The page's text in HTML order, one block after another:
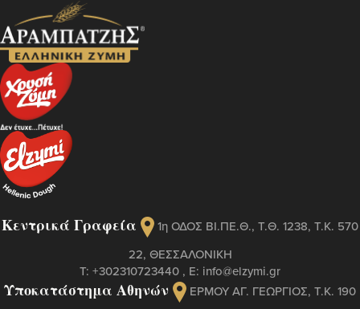
Κεντρικά Γραφεία
1η ΟΔΟΣ ΒΙ.ΠΕ.Θ., Τ.Θ. 1238, Τ.Κ. 570
22, ΘΕΣΣΑΛΟΝΙΚΗ
Τ: +302310723440 , Ε: info@elzymi.gr
Υποκατάστημα Αθηνών
ΕΡΜΟΥ ΑΓ. ΓΕΩΡΓΙΟΣ, T.K. 190